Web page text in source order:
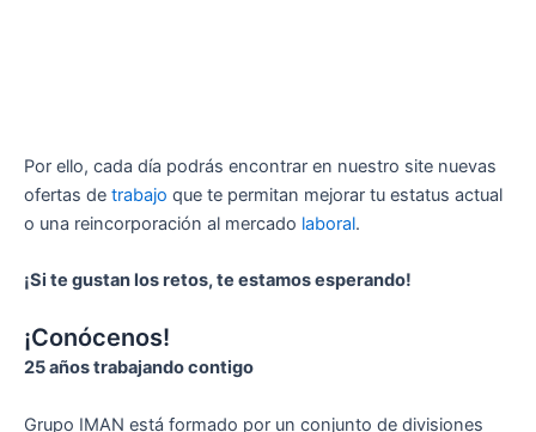
Por ello, cada día podrás encontrar en nuestro site nuevas
ofertas de trabajo que te permitan mejorar tu estatus actual
o una reincorporación al mercado laboral.
¡Si te gustan los retos, te estamos esperando!
¡Conócenos!
25 años trabajando contigo
Grupo IMAN está formado por un conjunto de divisiones